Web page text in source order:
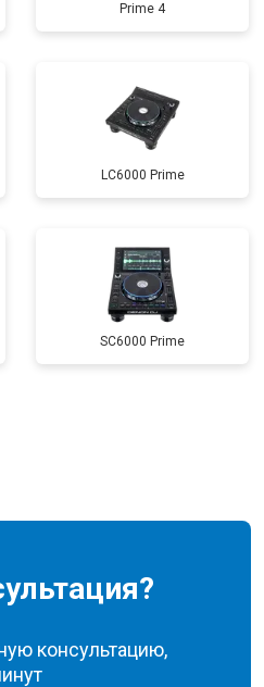
Prime 4
LC6000 Prime
SC6000 Prime
консультацию,